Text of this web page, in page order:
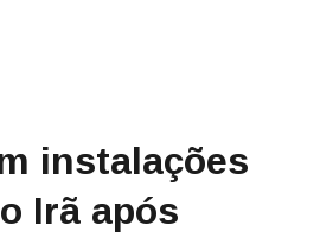
instalações
Irã após